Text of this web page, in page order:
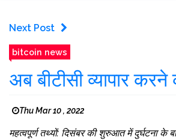
Next Post
bitcoin news
अब बीटीसी व्यापार
Thu Mar 10 , 2022
महत्वपूर्ण तथ्यों: दिसंबर की शुरुआत में दुर्घटना